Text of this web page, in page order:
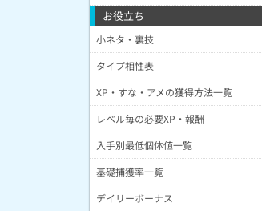
お役立ち
小ネタ・裏技
タイプ相性表
XP・すな・アメの獲得方法一覧
レベル毎の必要XP・報酬
入手別最低個体値一覧
基礎捕獲率一覧
デイリーボーナス